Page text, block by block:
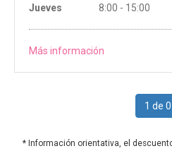
Jueves
8:00 - 15:00
Más información
1 de 0
* Información orientativa, el